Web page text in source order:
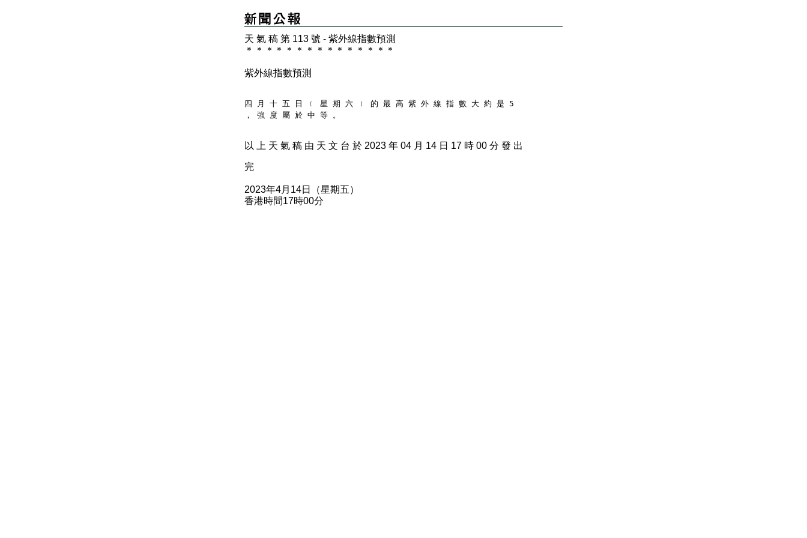
天 氣 稿 第 113 號 - 紫外線指數預測
＊
＊ ＊ ＊ ＊ ＊ ＊ ＊ ＊ ＊ ＊ ＊ ＊ ＊ ＊
紫外線指數預測
四 月 十 五 日 ﹝ 星 期 六 ﹞ 的 最 高 紫 外 線 指 數 大 約 是 5
， 強 度 屬 於 中 等 。
以 上 天 氣 稿 由 天 文 台 於 2023 年 04 月 14 日 17 時 00 分 發 出
完
2023年4月14日（星期五）
香港時間17時00分